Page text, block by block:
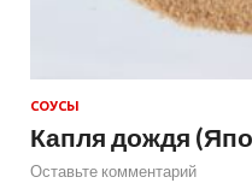
СОУСЫ
Капля дождя
Оставьте комментарий